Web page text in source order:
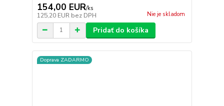
154,00 EUR/ks
125,20 EUR bez DPH Nie je skladom
Pridať do košíka
Doprava ZADARMO